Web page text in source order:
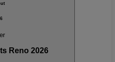
6
Reno 2026